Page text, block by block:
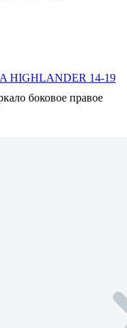
HIGHLANDER 14-19
боковое правое